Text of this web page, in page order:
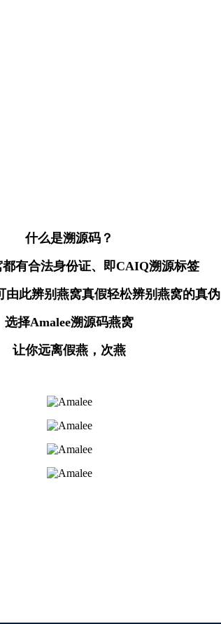
什么是溯源码？
有合法身份证、即CAIQ溯源标签
由此辨别燕窝真假轻松辨别燕窝的真伪
选择Amalee溯源码燕窝
让你远离假燕，次燕